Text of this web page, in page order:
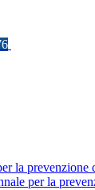
la prevenzione
per la